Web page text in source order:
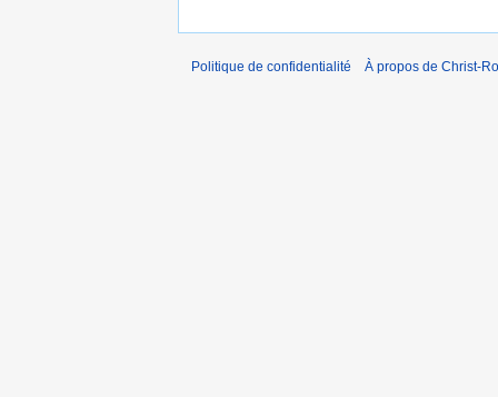
Politique de confidentialité À propos de Christ-